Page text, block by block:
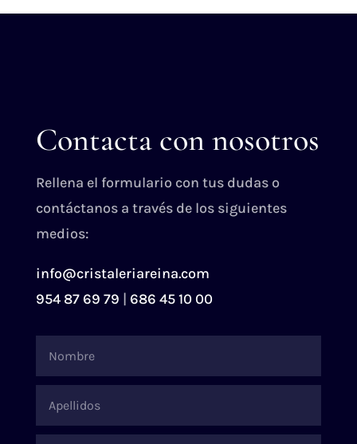
Contacta con nosotros
Rellena el formulario con tus dudas o
contáctanos a través de los siguientes
medios:
info@cristaleriareina.com
954 87 69 79 | 686 45 10 00